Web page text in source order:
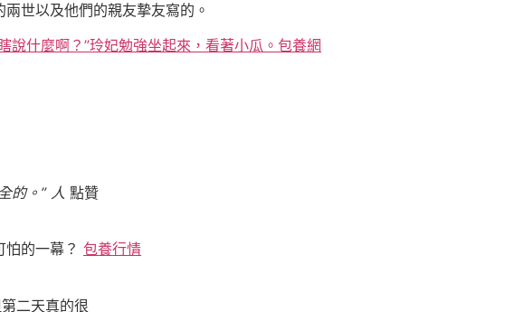
世以及他們的親友摯友寫的。
說什麼啊？”玲妃勉強坐起來，看著小瓜。包養網
的。” 人 點贊
的一幕？ 包養行情
二天真的很